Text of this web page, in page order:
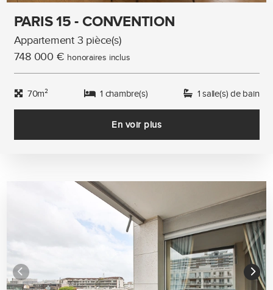
PARIS 15 - CONVENTION
Appartement 3 pièce(s)
748 000 € honoraires inclus
70m² 1 chambre(s) 1 salle(s) de bain
En voir plus